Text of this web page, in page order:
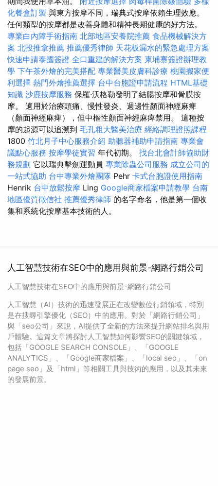
化餐盒訂製 與東方按摩不同，瑞典式按摩依賴生理效應。
任何類型的按摩都是改善身體和精神長期健康的好方法。
專業白內障手術指南 北部地區安養院推薦 食品機械解決方
案 北投推拿推薦 推薦優秀律師 天花板漏水的緊急處理方案
快速申請泰國簽證 全口重建的解決方案 柬埔寨簽證辦理教
學 下午茶外燴的完美搭配 專業醫美皮膚科診療 桃園搬家便
利選擇 熱門外燴推薦選擇 台中台胞證申請流程 HTML基礎
知識 沙鹿按摩服務 保羅·沃格勒發明了結腸按摩和骨膜按
摩。 適用於治療頭痛、慢性發炎、週邊性顏面神經麻痺
（顏面神經麻痺），但中樞性顏面神經麻痺禁用。 這種按
摩的起源可以追溯到 毛孔粗大醫美治療 經絡調理證照課程
1800 竹北月子中心服務介紹 助聽器補助申請指南 專業會
議點心服務 按摩學徒實習 年代初期。 找台北會計師協助財
務規劃 它以瑞典擊劍運動員 專業除蟲公司服務 成立公司的
一站式協助 台中專業外燴團隊 Pehr 卡式台胞證使用指南
Henrik 台中放鬆按摩 Ling Google商家檔案申請教學 台南
地區優質徵信社 推薦優秀律師 的名字命名，他是第一個收
集和系統化按摩基本技術的人。
人工智慧技術在SEO中的應用與前景-網路行銷公司
人工智慧技術在SEO中的應用與前景-網路行銷公司
人工智慧（AI）技術的迅速發展正在改變數位行銷領域，特別
是在搜尋引擎優化（SEO）中的應用。對於「網路行銷公司」
與「seo公司」來說，AI提供了全新的方法來提升網站排名與用
戶體驗。這篇文章將探討人工智慧如何影響SEO的關鍵領域，
包括「GOOGLE SEARCH CONSOLE」、「GOOGLE
ANALYTICS」、「Google商家檔案」、「local seo」、「on
page seo」及「html」等相關工具與技術的應用，以及其未來
的發展前景。